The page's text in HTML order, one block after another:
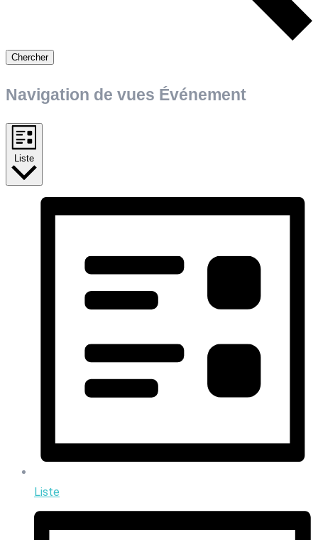
Chercher
Navigation de vues Événement
Liste
Liste